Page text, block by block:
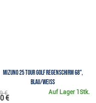
Mizuno 25 Tour Golf Regenschirm 68",
blau/weiss
Auf Lager 1Stk.
€
€